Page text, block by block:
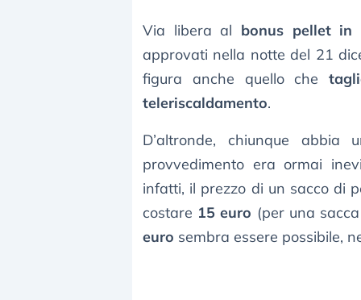
Via libera al bonus pellet in
approvati nella notte del 21
figura anche quello che
teleriscaldamento.
D’altronde, chiunque
provvedimento era ormai
infatti, il prezzo di un sacco di
costare 15 euro (per una
euro sembra essere possibile,